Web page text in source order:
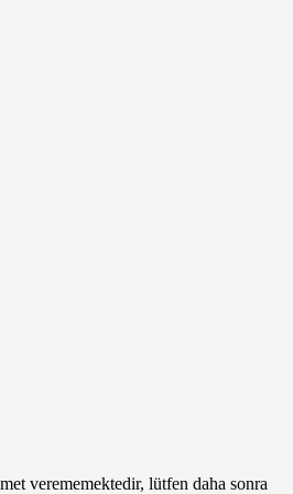
verememektedir, lütfen daha sonra